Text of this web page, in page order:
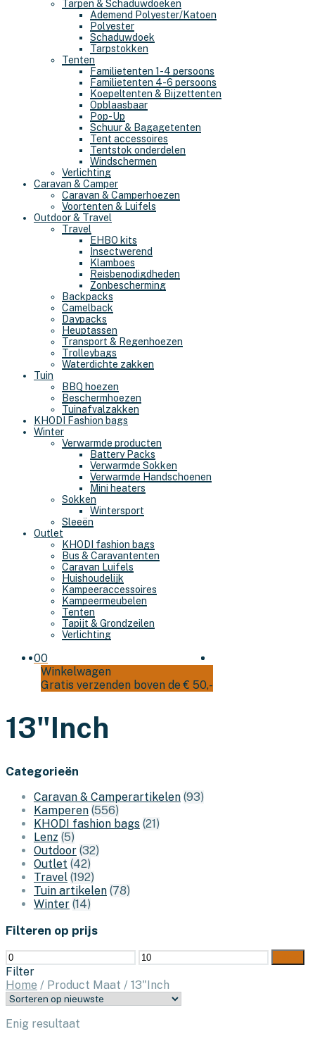
Tarpen & Schaduwdoeken
Ademend Polyester/Katoen
Polyester
Schaduwdoek
Tarpstokken
Tenten
Familietenten 1-4 persoons
Familietenten 4-6 persoons
Koepeltenten & Bijzettenten
Opblaasbaar
Pop-Up
Schuur & Bagagetenten
Tent accessoires
Tentstok onderdelen
Windschermen
Verlichting
Caravan & Camper
Caravan & Camperhoezen
Voortenten & Luifels
Outdoor & Travel
Travel
EHBO kits
Insectwerend
Klamboes
Reisbenodigdheden
Zonbescherming
Backpacks
Camelback
Daypacks
Heuptassen
Transport & Regenhoezen
Trolleybags
Waterdichte zakken
Tuin
BBQ hoezen
Beschermhoezen
Tuinafvalzakken
KHODI Fashion bags
Winter
Verwarmde producten
Battery Packs
Verwarmde Sokken
Verwarmde Handschoenen
Mini heaters
Sokken
Wintersport
Sleeën
Outlet
KHODI fashion bags
Bus & Caravantenten
Caravan Luifels
Huishoudelijk
Kampeeraccessoires
Kampeermeubelen
Tenten
Tapijt & Grondzeilen
Verlichting
00
Winkelwagen
Gratis verzenden boven de € 50,-
13"Inch
Categorieën
Caravan & Camperartikelen (93)
Kamperen (556)
KHODI fashion bags (21)
Lenz (5)
Outdoor (32)
Outlet (42)
Travel (192)
Tuin artikelen (78)
Winter (14)
Filteren op prijs
Min.
prijs
Max.
prijs
Filter
Home / Product Maat / 13"Inch
Enig resultaat